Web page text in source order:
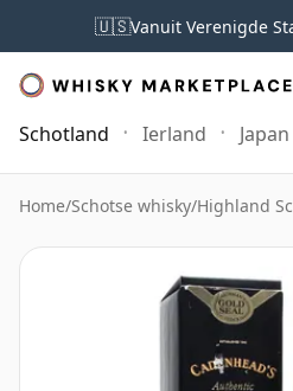
🇺🇸Vanuit Verenigde
Schotland Ierland Japan
Home/Schotse whisky/Highland